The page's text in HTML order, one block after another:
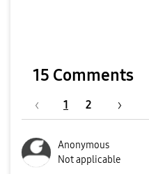
15 Comments
1 2
Anonymous
Not applicable